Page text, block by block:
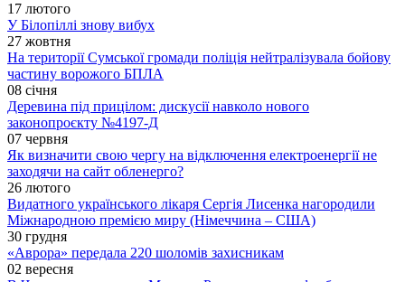
17 лютого
У Білопіллі знову вибух
27 жовтня
На території Сумської громади поліція нейтралізувала бойову
частину ворожого БПЛА
08 січня
Деревина під прицілом: дискусії навколо нового
законопроєкту №4197-Д
07 червня
Як визначити свою чергу на відключення електроенергії не
заходячи на сайт обленерго?
26 лютого
Видатного українського лікаря Сергія Лисенка нагородили
Міжнародною премією миру (Німеччина – США)
30 грудня
«Аврора» передала 220 шоломів захисникам
02 вересня